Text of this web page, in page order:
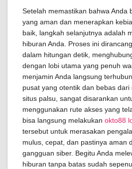
Setelah memastikan bahwa Anda
yang aman dan menerapkan
baik, langkah selanjutnya adalah
hiburan Anda. Proses ini
dalam hitungan detik,
dengan lobi utama yang penuh
menjamin Anda langsung
pusat yang otentik dan bebas dari
situs palsu, sangat disarankan
menggunakan rute akses yang
bisa langsung melakukan okto88
tersebut untuk merasakan
mulus, cepat, dan pastinya aman
gangguan siber. Begitu Anda
hiburan tanpa batas sudah